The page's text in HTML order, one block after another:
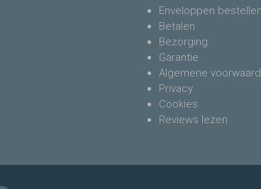
Enveloppen bestellen
Betalen
Bezorging
Garantie
Algemene
Privacy
Cookies
Reviews lezen